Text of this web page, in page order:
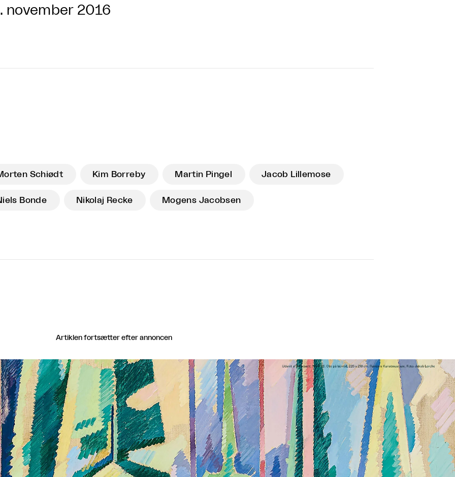
november 2016
Schiødt Kim Borreby Martin Pingel Jacob Lillemose
Bonde Nikolaj Recke Mogens Jacobsen
Artiklen fortsætter efter annoncen